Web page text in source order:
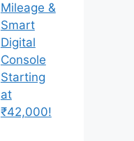
Mileage &
Smart
Digital
Console
Starting
at
₹42,000!